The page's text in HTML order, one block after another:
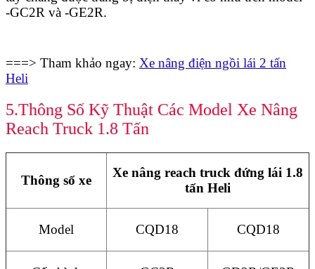
-GC2R và -GE2R.
===> Tham khảo ngay: Xe nâng điện ngồi lái 2 tấn
Heli
5.Thông Số Kỹ Thuật Các Model Xe Nâng
Reach Truck 1.8 Tấn
Thông số xe
Xe nâng reach truck đứng lái 1.8
tấn Heli
Model CQD18 CQD18